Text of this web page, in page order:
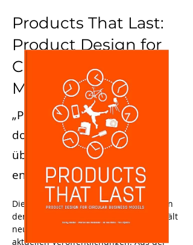
Products That Last:
Product Design for
Circular Business
Models
„Products that Last“ beginnt
dort, wo die meisten Bücher
über Produktentwicklung
enden.
Diese neue Ausgabe (erstmals 2014 von
der TU Delft selbst veröffentlicht) enthält
neue Beispiele und Erkenntnisse aus
aktuellen Veröffentlichungen. Aus der